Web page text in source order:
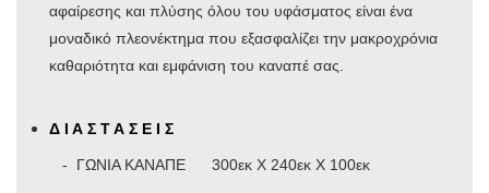
αφαίρεσης και πλύσης όλου του υφάσματος είναι ένα
μοναδικό πλεονέκτημα που εξασφαλίζει την μακροχρόνια
καθαριότητα και εμφάνιση του καναπέ σας.
Δ Ι Α Σ Τ Α Σ Ε Ι Σ
- ΓΩΝΙΑ ΚΑΝΑΠΕ 300εκ Χ 240εκ Χ 100εκ